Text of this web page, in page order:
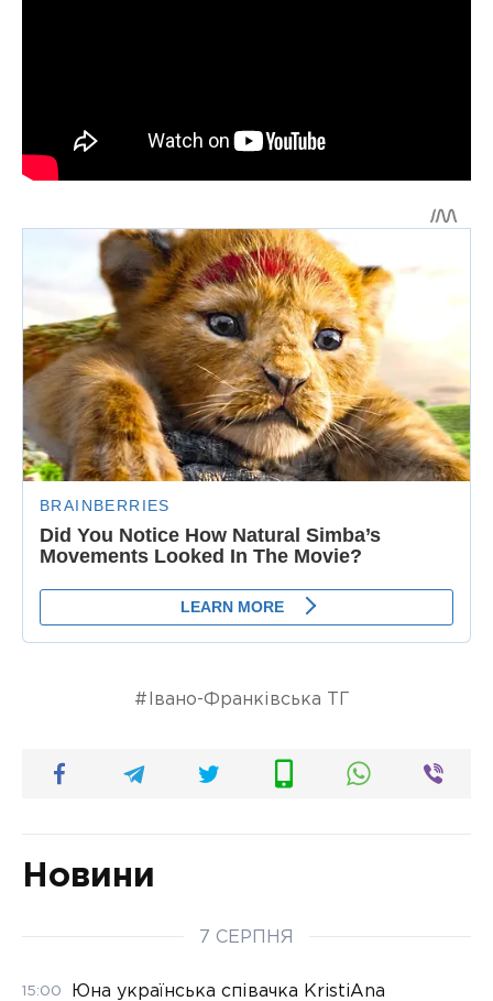
Івано-Франківська ТГ
Новини
7 СЕРПНЯ
15:00
Юна українська співачка KristiAna